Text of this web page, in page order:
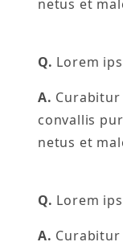
netus et
Q. Lorem
A.
convallis
netus et
Q. Lorem
A.